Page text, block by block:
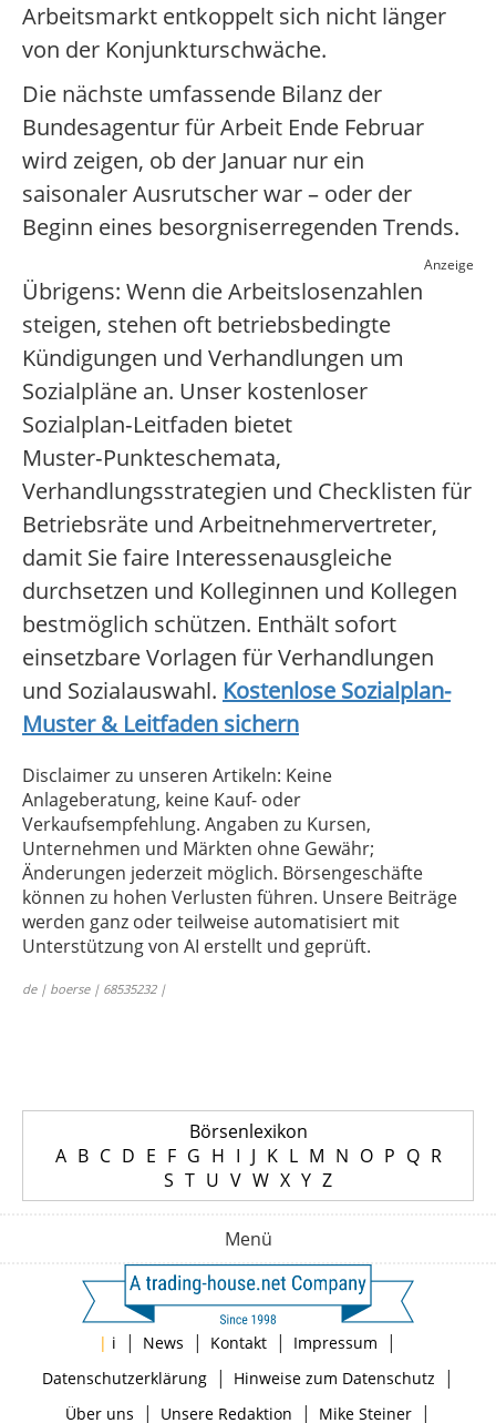
Arbeitsmarkt entkoppelt sich nicht länger
von der Konjunkturschwäche.
Die nächste umfassende Bilanz der
Bundesagentur für Arbeit Ende Februar
wird zeigen, ob der Januar nur ein
saisonaler Ausrutscher war – oder der
Beginn eines besorgniserregenden Trends.
Anzeige
Übrigens: Wenn die Arbeitslosenzahlen
steigen, stehen oft betriebsbedingte
Kündigungen und Verhandlungen um
Sozialpläne an. Unser kostenloser
Sozialplan‑Leitfaden bietet
Muster‑Punkteschemata,
Verhandlungsstrategien und Checklisten für
Betriebsräte und Arbeitnehmervertreter,
damit Sie faire Interessenausgleiche
durchsetzen und Kolleginnen und Kollegen
bestmöglich schützen. Enthält sofort
einsetzbare Vorlagen für Verhandlungen
und Sozialauswahl. Kostenlose Sozialplan-
Muster & Leitfaden sichern
Disclaimer zu unseren Artikeln: Keine
Anlageberatung, keine Kauf- oder
Verkaufsempfehlung. Angaben zu Kursen,
Unternehmen und Märkten ohne Gewähr;
Änderungen jederzeit möglich. Börsengeschäfte
können zu hohen Verlusten führen. Unsere Beiträge
werden ganz oder teilweise automatisiert mit
Unterstützung von AI erstellt und geprüft.
de | boerse | 68535232 |
Börsenlexikon
A B C D E F G H I J K L M N O P Q R
S T U V W X Y Z
Menü
| i | News | Kontakt | Impressum |
Datenschutzerklärung| Hinweise zum Datenschutz |
Über uns | Unsere Redaktion | Mike Steiner|